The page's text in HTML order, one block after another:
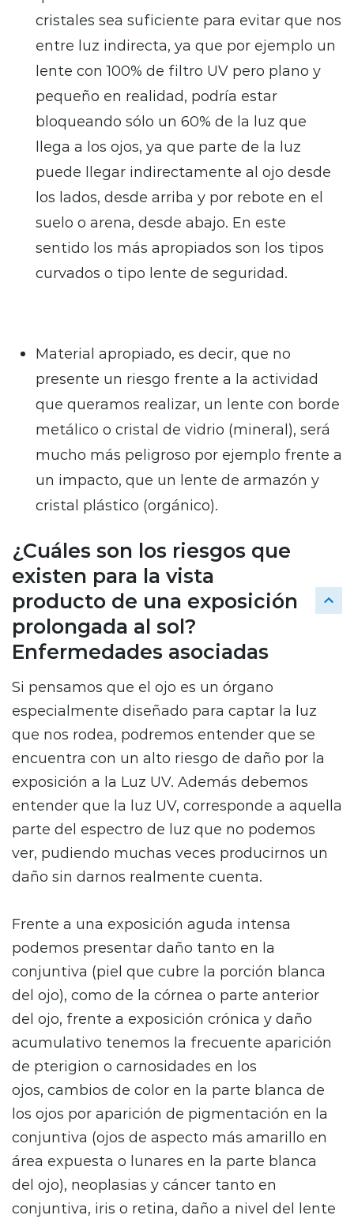
cristales sea suficiente para evitar que nos
entre luz indirecta, ya que por ejemplo un
lente con 100% de filtro UV pero plano y
pequeño en realidad, podría estar
bloqueando sólo un 60% de la luz que
llega a los ojos, ya que parte de la luz
puede llegar indirectamente al ojo desde
los lados, desde arriba y por rebote en el
suelo o arena, desde abajo. En este
sentido los más apropiados son los tipos
curvados o tipo lente de seguridad.
Material apropiado, es decir, que no
presente un riesgo frente a la actividad
que queramos realizar, un lente con borde
metálico o cristal de vidrio (mineral), será
mucho más peligroso por ejemplo frente a
un impacto, que un lente de armazón y
cristal plástico (orgánico).
¿Cuáles son los riesgos que
existen para la vista
producto de una exposición
prolongada al sol?
Enfermedades asociadas
Si pensamos que el ojo es un órgano
especialmente diseñado para captar la luz
que nos rodea, podremos entender que se
encuentra con un alto riesgo de daño por la
exposición a la Luz UV. Además debemos
entender que la luz UV, corresponde a aquella
parte del espectro de luz que no podemos
ver, pudiendo muchas veces producirnos un
daño sin darnos realmente cuenta.
Frente a una exposición aguda intensa
podemos presentar daño tanto en la
conjuntiva (piel que cubre la porción blanca
del ojo), como de la córnea o parte anterior
del ojo, frente a exposición crónica y daño
acumulativo tenemos la frecuente aparición
de pterigion o carnosidades en los
ojos, cambios de color en la parte blanca de
los ojos por aparición de pigmentación en la
conjuntiva (ojos de aspecto más amarillo en
área expuesta o lunares en la parte blanca
del ojo), neoplasias y cáncer tanto en
conjuntiva, iris o retina, daño a nivel del lente